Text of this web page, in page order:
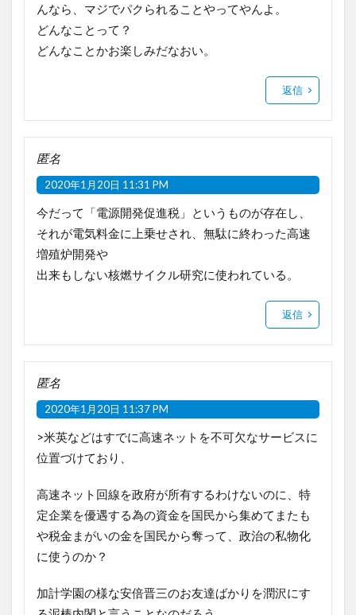
んなら、マジでパクられることやってやんよ。
どんなことって？
どんなことかお楽しみだなおい。
返信
匿名
2020年1月20日 11:31 PM
今だって「電源開発促進税」というものが存在し、
それが電気料金に上乗せされ、無駄に終わった高速
増殖炉開発や
出来もしない核燃サイクル研究に使われている。
返信
匿名
2020年1月20日 11:37 PM
>米英などはすでに高速ネットを不可欠なサービスに
位置づけており、
高速ネット回線を政府が所有するわけないのに、特
定企業を優遇する為の資金を国民から集めてまたも
や税金まがいの金を国民から奪って、政治の私物化
に使うのか？
加計学園の様な安倍晋三のお友達ばかりを潤沢にす